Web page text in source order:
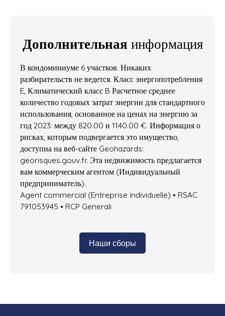
Дополнительная информация
В кондоминиуме 6 участков. Никаких
разбирательств не ведется. Класс энергопотребления
E, Климатический класс B Расчетное среднее
количество годовых затрат энергии для стандартного
использования, основанное на ценах на энергию за
год 2023: между 820.00 и 1140.00 €. Информация о
рисках, которым подвергается это имущество,
доступна на веб-сайте Geohazards:
georisques.gouv.fr. Эта недвижимость предлагается
вам коммерческим агентом (Индивидуальный
предприниматель).
Agent commercial (Entreprise individuelle) • RSAC
791053945 • RCP Generali
Наши сборы